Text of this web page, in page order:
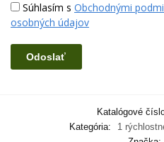
Súhlasím s Obchodnými
osobných údajov
Katalógové
Kategória:
1